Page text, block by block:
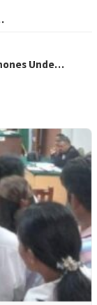
Unde…